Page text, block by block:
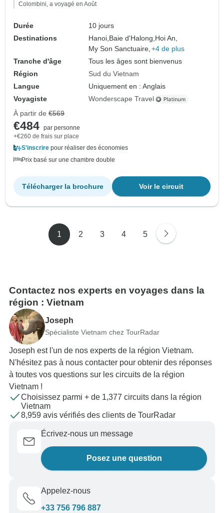
Colombini, a voyagé en Août
Durée
10 jours
Destinations
Hanoi,Baie d'Halong,Hoi An,
My Son Sanctuaire, +4 de plus
Tranche d'âge
Tous les âges sont bienvenus
Région
Sud du Vietnam
Langue
Uniquement en : Anglais
Voyagiste
Wonderscape Travel
À partir de €569
€484 par personne
+€260 de frais sur place
S'inscrire pour réaliser des économies
Prix basé sur une chambre double
Voir le circuit
Télécharger la brochure
1 2 3 4 5
Contactez nos experts en voyages dans la
région : Vietnam
Joseph
Spécialiste Vietnam chez TourRadar
Joseph est l'un de nos experts de la région Vietnam.
N'hésitez pas à nous contacter pour obtenir des réponses
à toutes vos questions sur les circuits de la région
Vietnam !
Choisissez parmi + de 1,377 circuits dans la région
Vietnam
8,959 avis vérifiés des clients de TourRadar
Écrivez-nous un message
Posez une question
Appelez-nous
+33 756 796 887